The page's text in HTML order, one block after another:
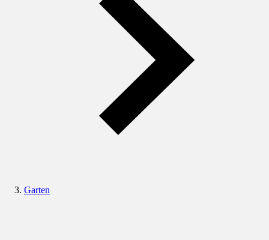
Garten